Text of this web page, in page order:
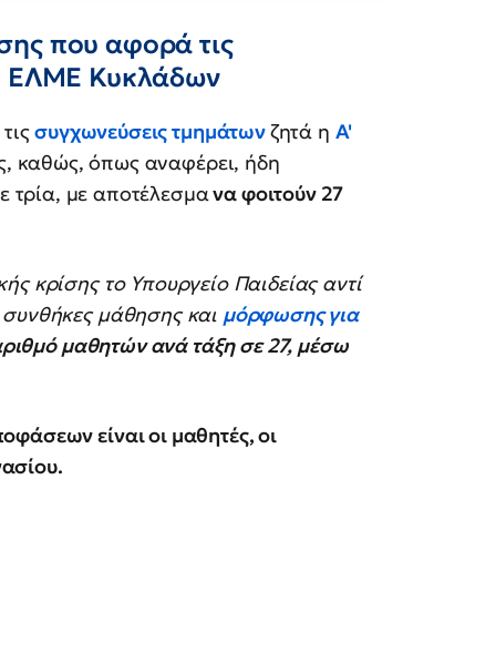
που αφορά τις
ΕΛΜΕ Κυκλάδων
συγχωνεύσεις τμημάτωνζητά η Α'
καθώς, όπως αναφέρει, ήδη
τρία, με αποτέλεσμανα φοιτούν 27
κρίσης το Υπουργείο Παιδείας αντί
μάθησης και μόρφωσης για
μαθητών ανά τάξη σε 27, μέσω
είναι οι μαθητές, οι